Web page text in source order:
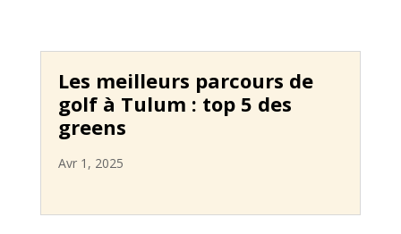
Les meilleurs parcours de
golf à Tulum : top 5 des
greens
Avr 1, 2025